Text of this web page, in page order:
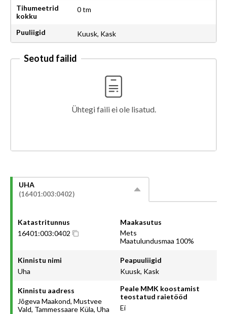
Tihumeetrid
kokku
0 tm
Puuliigid Kuusk, Kask
Seotud failid
Ühtegi faili ei ole lisatud.
UHA
(16401:003:0402)
Katastritunnus
16401:003:0402
Maakasutus
Mets
Maatulundusmaa 100%
Kinnistu nimi
Uha
Peapuuliigid
Kuusk, Kask
Kinnistu aadress
Jõgeva Maakond, Mustvee
Vald, Tammessaare Küla, Uha
Peale MMK koostamist
teostatud raietööd
Ei